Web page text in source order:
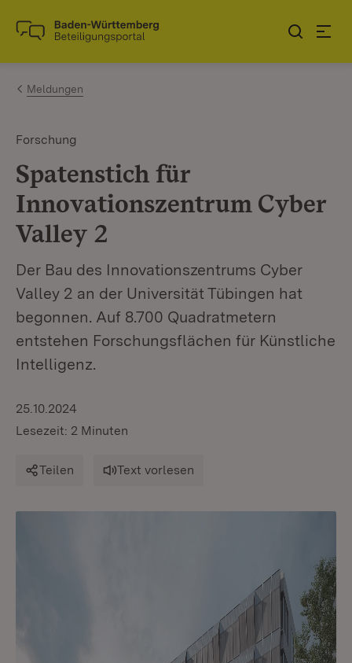
Zum Inhalt springen
Link zur Startseite
Meldungen
Forschung
Spatenstich für
Innovations­zentrum Cyber
Valley 2
Der Bau des Innovationszentrums Cyber
Valley 2 an der Universität Tübingen hat
begonnen. Auf 8.700 Quadratmetern
entstehen Forschungsflächen für Künstliche
Intelligenz.
25.10.2024
Lesezeit: 2 Minuten
Teilen Text vorlesen